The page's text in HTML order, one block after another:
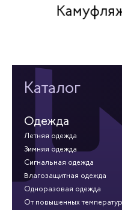
Каталог
Одежда
Летняя одежда
Зимняя одежда
Сигнальная одежда
Влагозащитная одежда
Одноразовая одежда
От повышенных температур